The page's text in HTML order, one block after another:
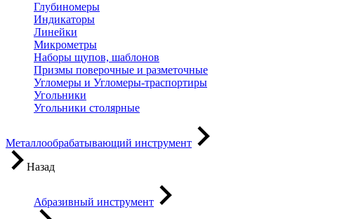
Глубиномеры
Индикаторы
Линейки
Микрометры
Наборы щупов, шаблонов
Призмы поверочные и разметочные
Угломеры и Угломеры-траспортиры
Угольники
Угольники столярные
Металлообрабатывающий инструмент
Назад
Абразивный инструмент